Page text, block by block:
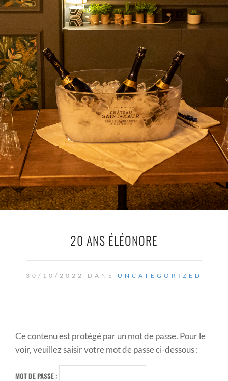
20 ANS ÉLÉONORE
30/10/2022 DANS UNCATEGORIZED
Ce contenu est protégé par un mot de passe. Pour le
voir, veuillez saisir votre mot de passe ci-dessous :
MOT DE PASSE :